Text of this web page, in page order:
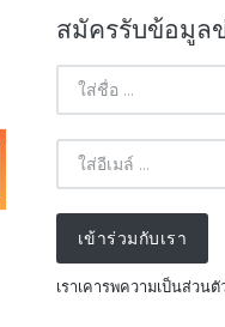
สมัครรับข้อมูล
เข้าร่วมกับเรา
เราเคารพความเป็นส่ว